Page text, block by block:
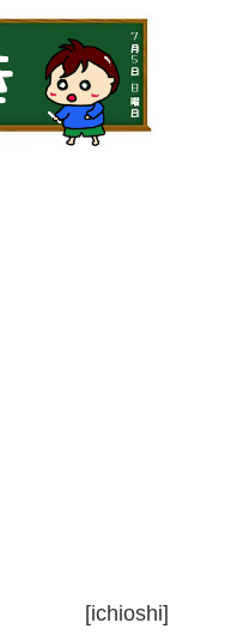
[ichioshi]